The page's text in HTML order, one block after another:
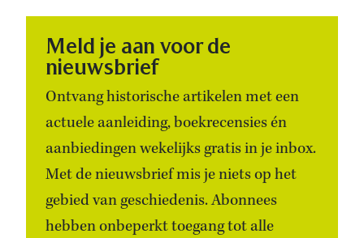
Meld je aan voor de
nieuwsbrief
Ontvang historische artikelen met een
actuele aanleiding, boekrecensies én
aanbiedingen wekelijks gratis in je inbox.
Met de nieuwsbrief mis je niets op het
gebied van geschiedenis. Abonnees
hebben onbeperkt toegang tot alle